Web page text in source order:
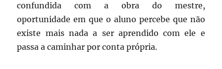
confundida com a obra do mestre,
oportunidade em que o aluno percebe que não
existe mais nada a ser aprendido com ele e
passa a caminhar por conta própria.